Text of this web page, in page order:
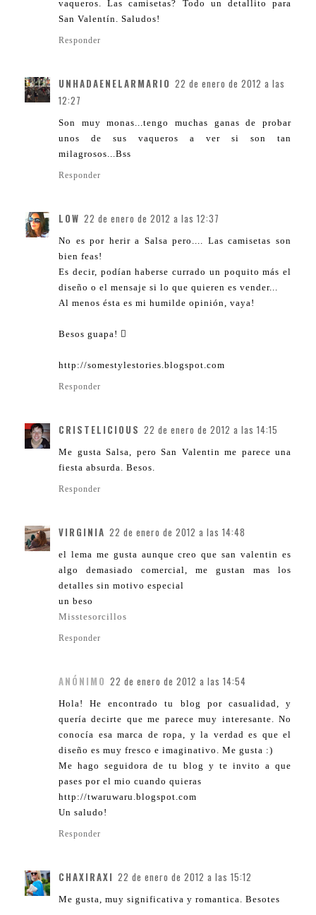
vaqueros. Las camisetas? Todo un detallito para
San Valentín. Saludos!
Responder
UNHADAENELARMARIO 22 de enero de 2012 a las
12:27
Son muy monas...tengo muchas ganas de probar
unos de sus vaqueros a ver si son tan
milagrosos...Bss
Responder
LOW 22 de enero de 2012 a las 12:37
No es por herir a Salsa pero.... Las camisetas son
bien feas!
Es decir, podían haberse currado un poquito más el
diseño o el mensaje si lo que quieren es vender...
Al menos ésta es mi humilde opinión, vaya!
Besos guapa! 
http://somestylestories.blogspot.com
Responder
CRISTELICIOUS 22 de enero de 2012 a las 14:15
Me gusta Salsa, pero San Valentin me parece una
fiesta absurda. Besos.
Responder
VIRGINIA 22 de enero de 2012 a las 14:48
el lema me gusta aunque creo que san valentin es
algo demasiado comercial, me gustan mas los
detalles sin motivo especial
un beso
Misstesorcillos
Responder
ANÓNIMO 22 de enero de 2012 a las 14:54
Hola! He encontrado tu blog por casualidad, y
quería decirte que me parece muy interesante. No
conocía esa marca de ropa, y la verdad es que el
diseño es muy fresco e imaginativo. Me gusta :)
Me hago seguidora de tu blog y te invito a que
pases por el mio cuando quieras
http://twaruwaru.blogspot.com
Un saludo!
Responder
CHAXIRAXI 22 de enero de 2012 a las 15:12
Me gusta, muy significativa y romantica. Besotes